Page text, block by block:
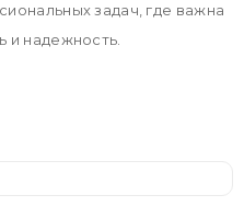
задач, где важна
и надежность.